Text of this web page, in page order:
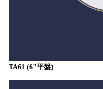
TA61 (6"平盤)